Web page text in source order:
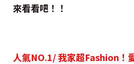
來看看吧！！
人氣NO.1/ 我家超Fashion！